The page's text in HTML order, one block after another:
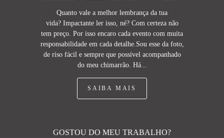
Quanto vale a melhor lembrança da tua
vida? Impactante ler isso, né? Com certeza não
tem preço. Por isso encaro cada evento com muita
responsabilidade em cada detalhe.Sou esse da foto,
de riso fácil e sempre que possível acompanhado
do meu chimarrão. Há...
SAIBA MAIS
GOSTOU DO MEU TRABALHO?